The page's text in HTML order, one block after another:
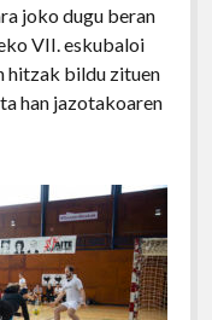
joko dugu beran
VII. eskubaloi
hitzak bildu zituen
han jazotakoaren